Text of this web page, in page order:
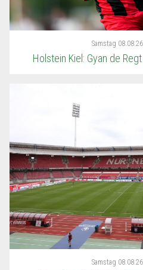
Samstag
Holstein Kiel: Gyan de
Samstag